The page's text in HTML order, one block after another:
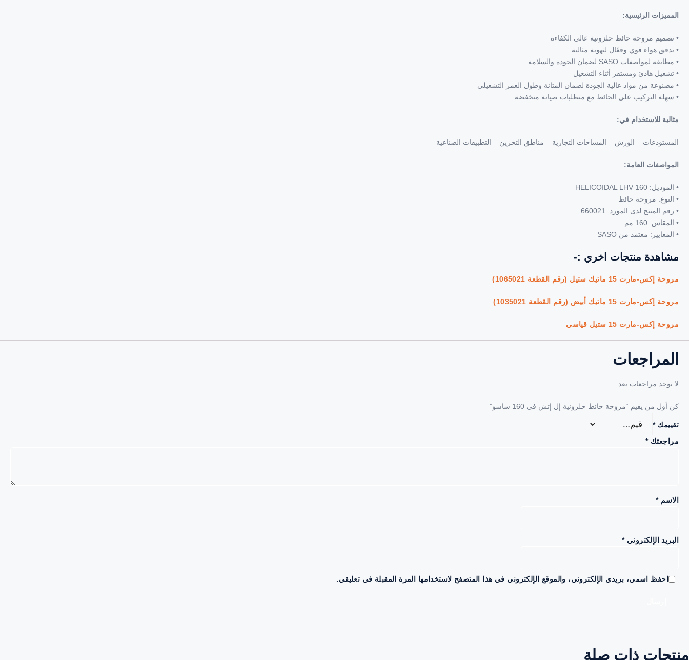
المميزات الرئيسية:
• تصميم مروحة حائط حلزونية عالي الكفاءة
• تدفق هواء قوي وفعّال لتهوية مثالية
• مطابقة لمواصفات SASO لضمان الجودة والسلامة
• تشغيل هادئ ومستقر أثناء التشغيل
• مصنوعة من مواد عالية الجودة لضمان المتانة وطول العمر التشغيلي
• سهلة التركيب على الحائط مع متطلبات صيانة منخفضة
مثالية للاستخدام في:
المستودعات – الورش – المساحات التجارية – مناطق التخزين – التطبيقات الصناعية
المواصفات العامة:
• الموديل: HELICOIDAL LHV 160
• النوع: مروحة حائط
• رقم المنتج لدى المورد: 660021
• المقاس: 160 مم
• المعايير: معتمد من SASO
مشاهدة منتجات اخري :-
مروحة إكس-مارت 15 ماتيك ستيل (رقم القطعة 1065021)
مروحة إكس-مارت 15 ماتيك أبيض (رقم القطعة 1035021)
مروحة إكس-مارت 15 ستيل قياسي
المراجعات
لا توجد مراجعات بعد.
كن أول من يقيم “مروحة حائط حلزونية إل إتش في 160 ساسو”
تقييمك*
مراجعتك*
الاسم*
البريد الإلكتروني*
احفظ اسمي، بريدي الإلكتروني، والموقع الإلكتروني في هذا المتصفح لاستخدامها المرة المقبلة في تعليقي.
منتجات ذات صلة